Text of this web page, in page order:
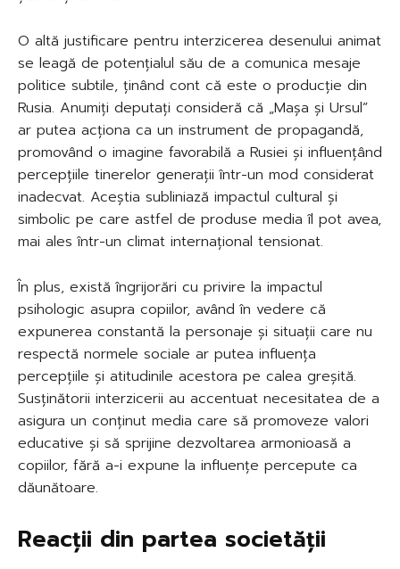
O altă justificare pentru interzicerea desenului animat
se leagă de potențialul său de a comunica mesaje
politice subtile, ținând cont că este o producție din
Rusia. Anumiți deputați consideră că „Mașa și Ursul”
ar putea acționa ca un instrument de propagandă,
promovând o imagine favorabilă a Rusiei și influențând
percepțiile tinerelor generații într-un mod considerat
inadecvat. Aceștia subliniază impactul cultural și
simbolic pe care astfel de produse media îl pot avea,
mai ales într-un climat internațional tensionat.
În plus, există îngrijorări cu privire la impactul
psihologic asupra copiilor, având în vedere că
expunerea constantă la personaje și situații care nu
respectă normele sociale ar putea influența
percepțiile și atitudinile acestora pe calea greșită.
Susținătorii interzicerii au accentuat necesitatea de a
asigura un conținut media care să promoveze valori
educative și să sprijine dezvoltarea armonioasă a
copiilor, fără a-i expune la influențe percepute ca
dăunătoare.
Reacții din partea societății